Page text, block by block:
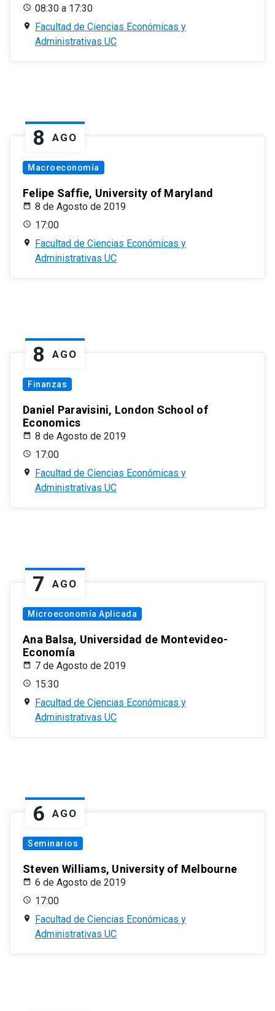
08:30 a 17:30
Facultad de Ciencias Económicas y
Administrativas UC
8 AGO
Macroeconomía
Felipe Saffie, University of Maryland
8 de Agosto de 2019
17:00
Facultad de Ciencias Económicas y
Administrativas UC
8 AGO
Finanzas
Daniel Paravisini, London School of
Economics
8 de Agosto de 2019
17:00
Facultad de Ciencias Económicas y
Administrativas UC
7 AGO
Microeconomía Aplicada
Ana Balsa, Universidad de Montevideo-
Economía
7 de Agosto de 2019
15:30
Facultad de Ciencias Económicas y
Administrativas UC
6 AGO
Seminarios
Steven Williams, University of Melbourne
6 de Agosto de 2019
17:00
Facultad de Ciencias Económicas y
Administrativas UC